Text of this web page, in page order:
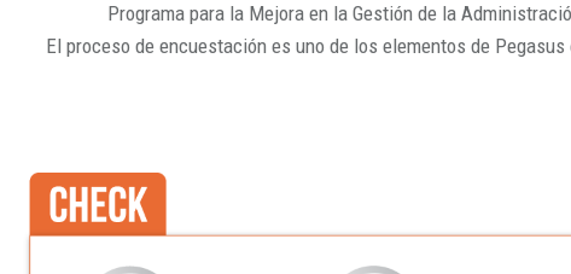
Programa para la Mejora en la Gestión de la
El proceso de encuestación es uno de los elementos de